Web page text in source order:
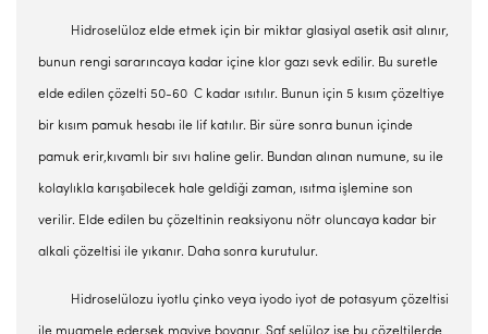
Hidroselüloz elde etmek için bir miktar glasiyal asetik asit alınır,
bunun rengi sararıncaya kadar içine klor gazı sevk edilir. Bu suretle
elde edilen çözelti 50-60 C kadar ısıtılır. Bunun için 5 kısım çözeltiye
bir kısım pamuk hesabı ile lif katılır. Bir süre sonra bunun içinde
pamuk erir,kıvamlı bir sıvı haline gelir. Bundan alınan numune, su ile
kolaylıkla karışabilecek hale geldiği zaman, ısıtma işlemine son
verilir. Elde edilen bu çözeltinin reaksiyonu nötr oluncaya kadar bir
alkali çözeltisi ile yıkanır. Daha sonra kurutulur.
Hidroselülozu iyotlu çinko veya iyodo iyot de potasyum çözeltisi